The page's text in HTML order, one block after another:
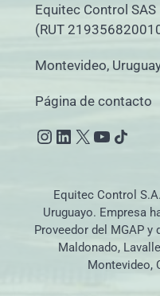
Equitec Control SAS
(RUT
Montevideo,
Página de contacto
Instagram
LinkedIn
X YouTube
Icono de
Equitec Control
Uruguayo. Empresa
Proveedor del MGAP
Maldonado,
Montevideo,